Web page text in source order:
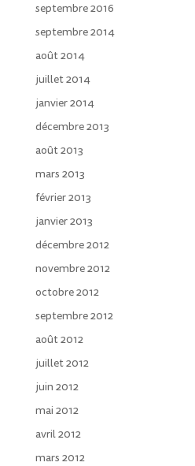
septembre 2016
septembre 2014
août 2014
juillet 2014
janvier 2014
décembre 2013
août 2013
mars 2013
février 2013
janvier 2013
décembre 2012
novembre 2012
octobre 2012
septembre 2012
août 2012
juillet 2012
juin 2012
mai 2012
avril 2012
mars 2012